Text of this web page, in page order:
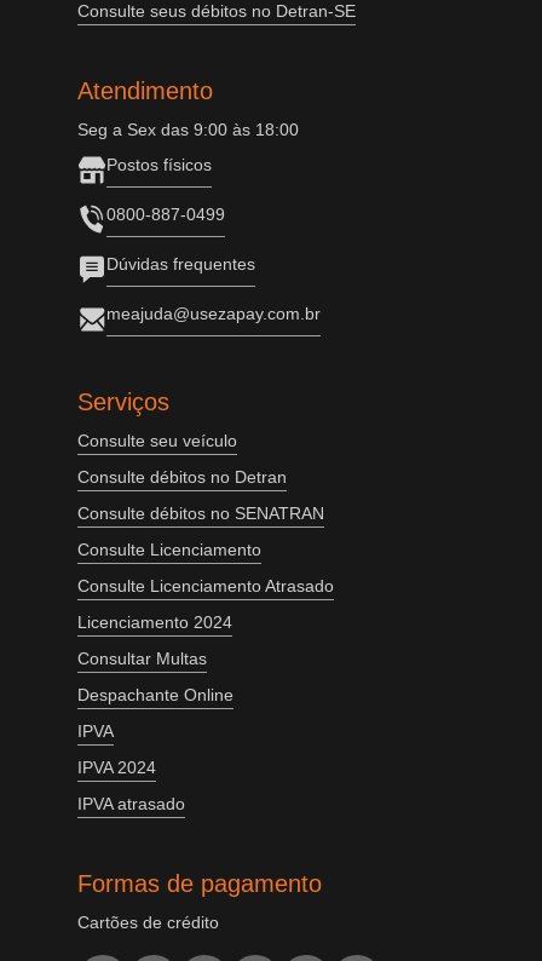
Consulte seus débitos no Detran-SE
Atendimento
Seg a Sex das 9:00 às 18:00
Postos físicos
0800-887-0499
Dúvidas frequentes
meajuda@usezapay.com.br
Serviços
Consulte seu veículo
Consulte débitos no Detran
Consulte débitos no SENATRAN
Consulte Licenciamento
Consulte Licenciamento Atrasado
Licenciamento 2024
Consultar Multas
Despachante Online
IPVA
IPVA 2024
IPVA atrasado
Formas de pagamento
Cartões de crédito